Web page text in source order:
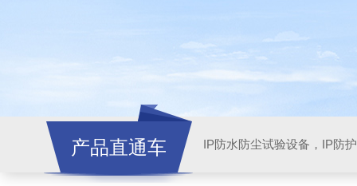
产品直通车